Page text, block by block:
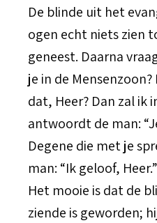
De blinde uit het
ogen echt niets zien
geneest. Daarna
je in de
dat, Heer? Dan zal ik
antwoordt de man:
Degene die met je
man: “Ik geloof, Heer.”
Het mooie is dat de
ziende is geworden;